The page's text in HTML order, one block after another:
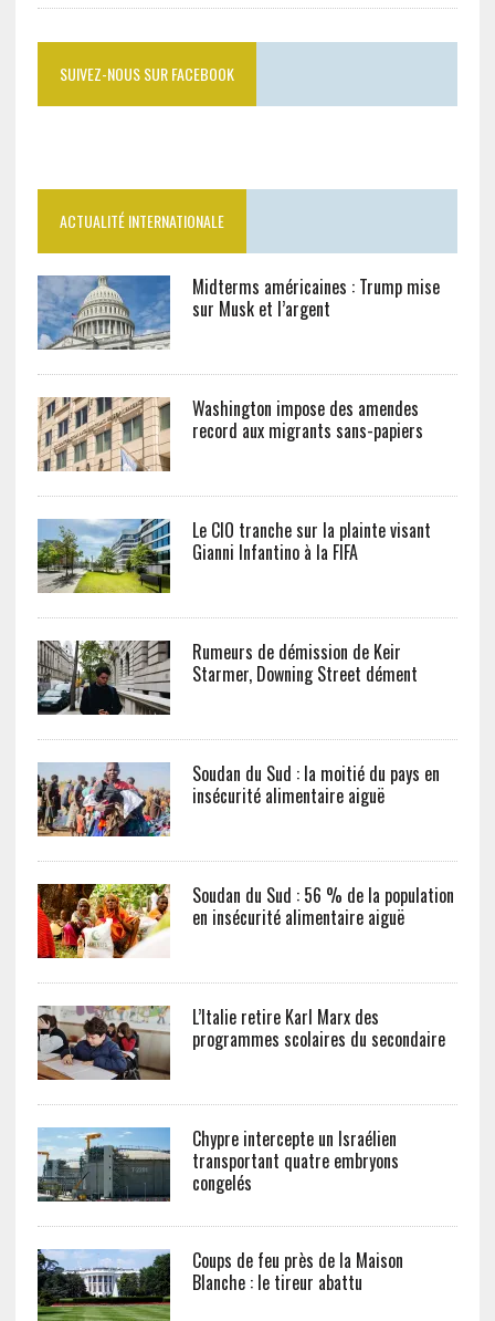
SUIVEZ-NOUS SUR FACEBOOK
ACTUALITÉ INTERNATIONALE
Midterms américaines : Trump mise
sur Musk et l’argent
Washington impose des amendes
record aux migrants sans-papiers
Le CIO tranche sur la plainte visant
Gianni Infantino à la FIFA
Rumeurs de démission de Keir
Starmer, Downing Street dément
Soudan du Sud : la moitié du pays en
insécurité alimentaire aiguë
Soudan du Sud : 56 % de la population
en insécurité alimentaire aiguë
L’Italie retire Karl Marx des
programmes scolaires du secondaire
Chypre intercepte un Israélien
transportant quatre embryons
congelés
Coups de feu près de la Maison
Blanche : le tireur abattu